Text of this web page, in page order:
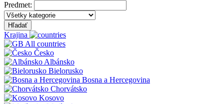
Predmet:
Hľadať
Krajina
All countries
Česko
Albánsko
Bielorusko
Bosna a Hercegovina
Chorvátsko
Kosovo